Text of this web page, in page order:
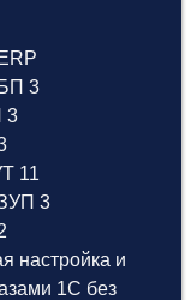
3
3
11
3
настройка и
1С без